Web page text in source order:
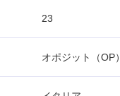
23
オポジット（OP）